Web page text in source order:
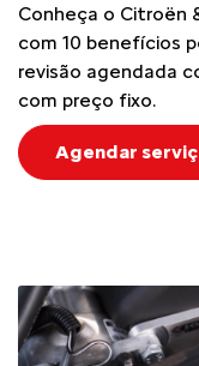
Conheça o Citroën
com 10 benefícios
revisão agendada
com preço fixo.
Agendar